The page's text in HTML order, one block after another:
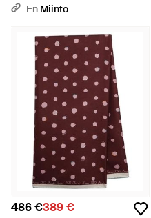
En Miinto
486 €389 €